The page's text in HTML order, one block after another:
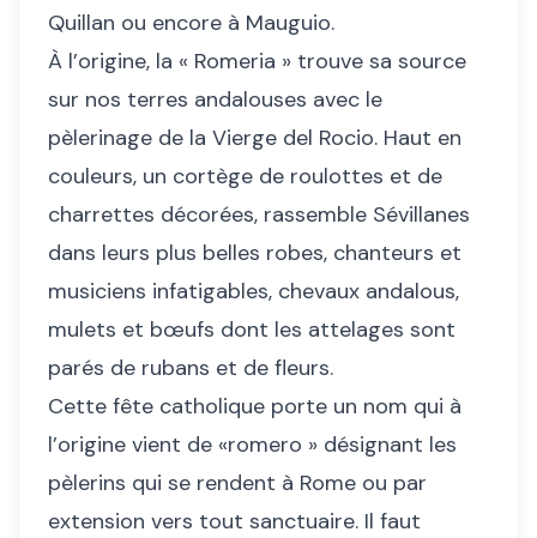
Quillan ou encore à Mauguio.
À l’origine, la « Romeria » trouve sa source
sur nos terres andalouses avec le
pèlerinage de la Vierge del Rocio. Haut en
couleurs, un cortège de roulottes et de
charrettes décorées, rassemble Sévillanes
dans leurs plus belles robes, chanteurs et
musiciens infatigables, chevaux andalous,
mulets et bœufs dont les attelages sont
parés de rubans et de fleurs.
Cette fête catholique porte un nom qui à
l’origine vient de «romero » désignant les
pèlerins qui se rendent à Rome ou par
extension vers tout sanctuaire. Il faut